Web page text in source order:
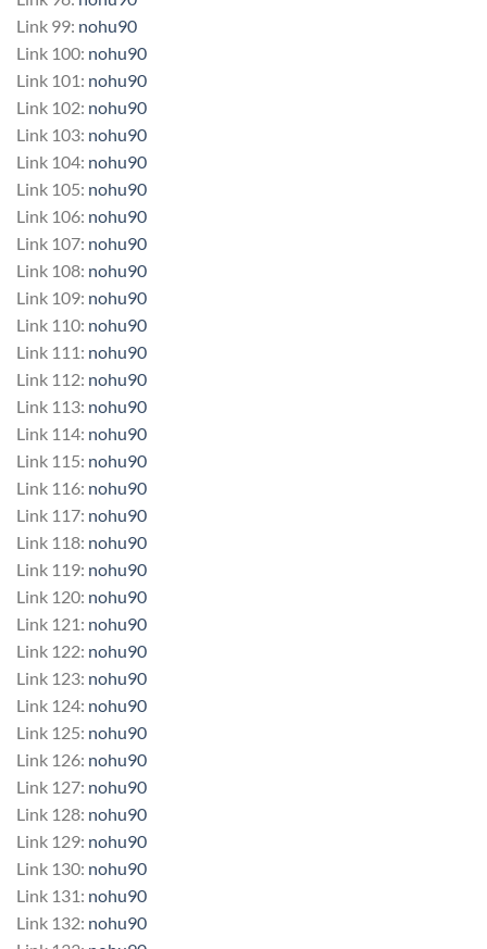
Link 99: nohu90
Link 100: nohu90
Link 101: nohu90
Link 102: nohu90
Link 103: nohu90
Link 104: nohu90
Link 105: nohu90
Link 106: nohu90
Link 107: nohu90
Link 108: nohu90
Link 109: nohu90
Link 110: nohu90
Link 111: nohu90
Link 112: nohu90
Link 113: nohu90
Link 114: nohu90
Link 115: nohu90
Link 116: nohu90
Link 117: nohu90
Link 118: nohu90
Link 119: nohu90
Link 120: nohu90
Link 121: nohu90
Link 122: nohu90
Link 123: nohu90
Link 124: nohu90
Link 125: nohu90
Link 126: nohu90
Link 127: nohu90
Link 128: nohu90
Link 129: nohu90
Link 130: nohu90
Link 131: nohu90
Link 132: nohu90